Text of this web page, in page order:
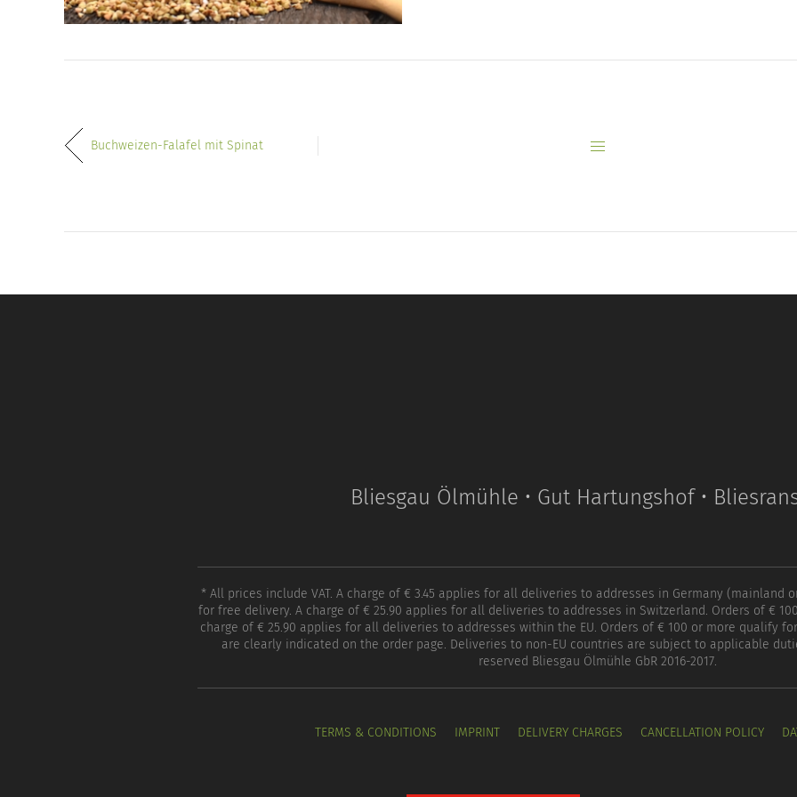
Buchweizen-Falafel mit Spinat
Bliesgau Ölmühle • Gut Hartungshof •
* All prices include VAT. A charge of € 3.45 applies for all deliveries to addresses in Germany (mainland
for free delivery. A charge of € 25.90 applies for all deliveries to addresses in Switzerland. Orders of €
charge of € 25.90 applies for all deliveries to addresses within the EU. Orders of € 100 or more qualify
are clearly indicated on the order page. Deliveries to non-EU countries are subject to applicable
reserved Bliesgau Ölmühle GbR 2016-2017.
TERMS & CONDITIONS IMPRINT DELIVERY CHARGES CANCELLATION POLICY